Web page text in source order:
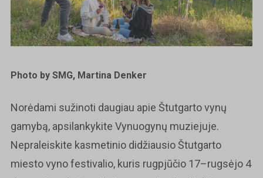
Photo by SMG, Martina Denker
Norėdami sužinoti daugiau apie Štutgarto vynų
gamybą, apsilankykite Vynuogynų muziejuje.
Nepraleiskite kasmetinio didžiausio Štutgarto
miesto vyno festivalio, kuris rugpjūčio 17–rugsėjo 4